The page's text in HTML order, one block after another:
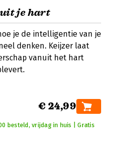
je hart
je de intelligentie van je
denken. Keijzer laat
vanuit het hart
€ 24,99
besteld, vrijdag in huis | Gratis